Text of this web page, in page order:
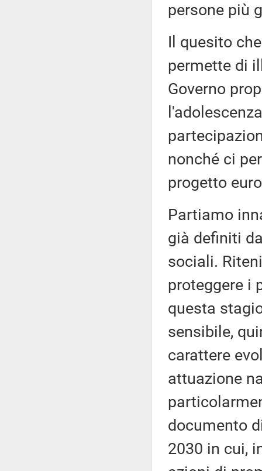
persone più
Il quesito
permette di
Governo
nonché ci
progetto
Partiamo
già definiti
sociali.
proteggere i
questa
sensibile,
carattere
attuazione
documento
2030 in cui,